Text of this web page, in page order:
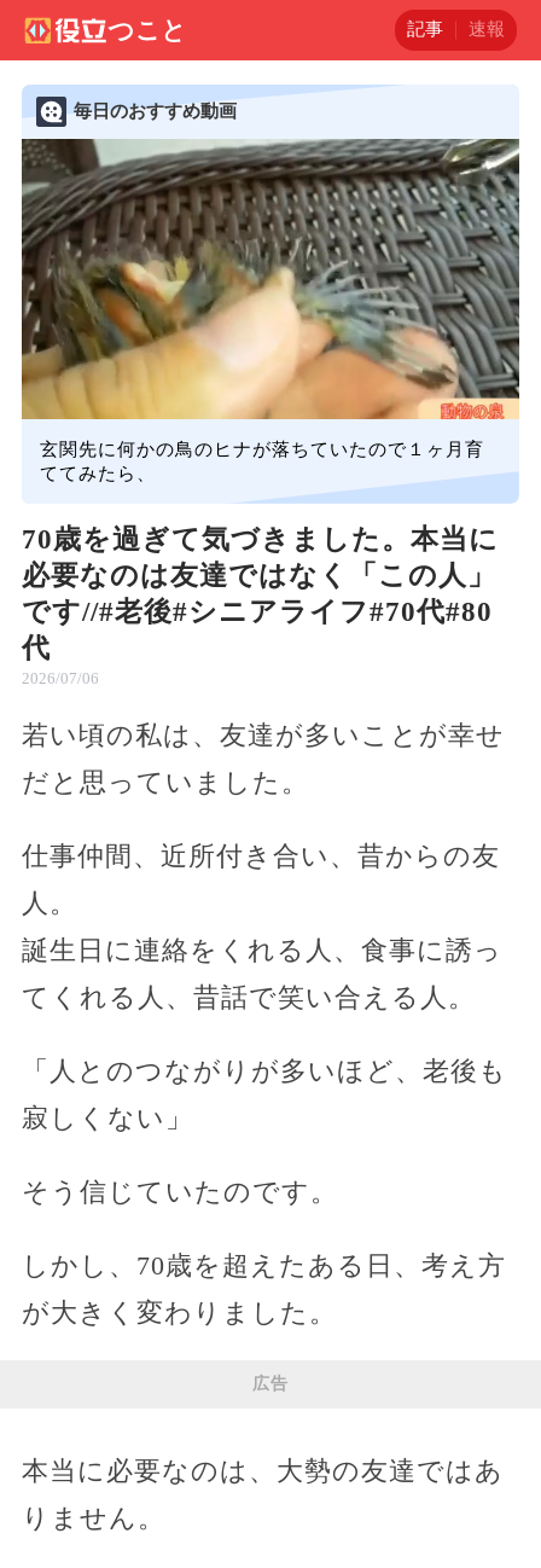
記事 速報
毎日のおすすめ動画
玄関先に何かの鳥のヒナが落ちていたので１ヶ月育
ててみたら、
70歳を過ぎて気づきました。本当に
必要なのは友達ではなく「この人」
です//#老後#シニアライフ#70代#80
代
2026/07/06
若い頃の私は、友達が多いことが幸せ
だと思っていました。
仕事仲間、近所付き合い、昔からの友
人。
誕生日に連絡をくれる人、食事に誘っ
てくれる人、昔話で笑い合える人。
「人とのつながりが多いほど、老後も
寂しくない」
そう信じていたのです。
しかし、70歳を超えたある日、考え方
が大きく変わりました。
広告
本当に必要なのは、大勢の友達ではあ
りません。